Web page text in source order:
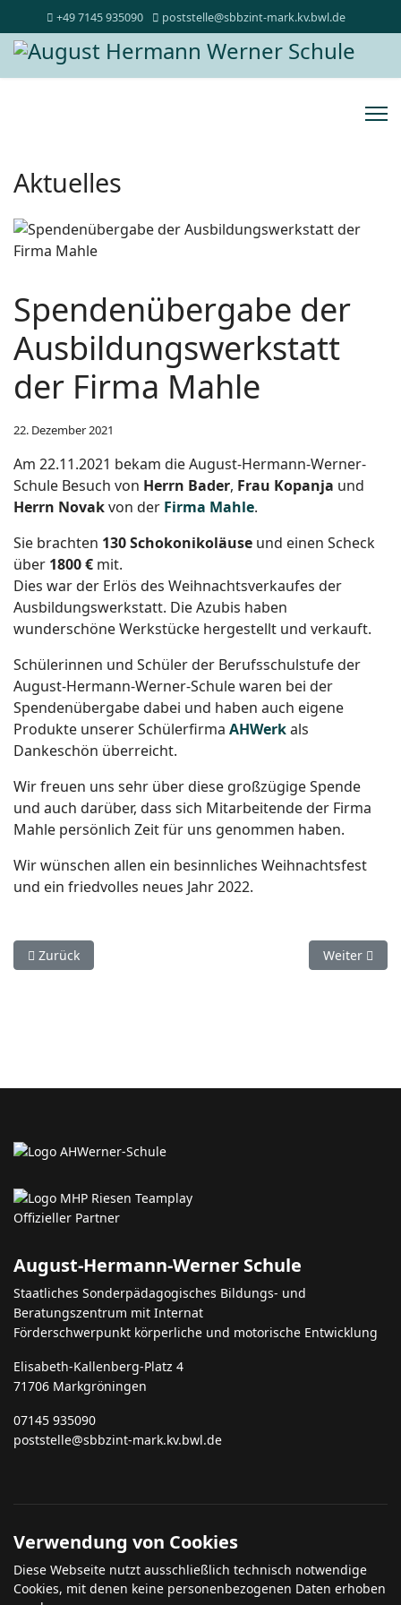
+49 7145 935090 poststelle@sbbzint-mark.kv.bwl.de
Aktuelles
Spendenübergabe der
Ausbildungswerkstatt
der Firma Mahle
22. Dezember 2021
Am 22.11.2021 bekam die August-Hermann-Werner-
Schule Besuch von Herrn Bader, Frau Kopanja und
Herrn Novakvon der Firma Mahle.
Sie brachten 130 Schokonikoläuse und einen Scheck
über 1800 € mit.
Dies war der Erlös des Weihnachtsverkaufes der
Ausbildungswerkstatt. Die Azubis haben
wunderschöne Werkstücke hergestellt und verkauft.
Schülerinnen und Schüler der Berufsschulstufe der
August-Hermann-Werner-Schule waren bei der
Spendenübergabe dabei und haben auch eigene
Produkte unserer Schülerfirma AHWerkals
Dankeschön überreicht.
Wir freuen uns sehr über diese großzügige Spende
und auch darüber, dass sich Mitarbeitende der Firma
Mahle persönlich Zeit für uns genommen haben.
Wir wünschen allen ein besinnliches Weihnachtsfest
und ein friedvolles neues Jahr 2022.
Vorheriger Beitrag: Projektwoche – Cocktailbar am Tag der
Zurück Nächster
Weiter
August-Hermann-Werner Schule
Staatliches Sonderpädagogisches Bildungs- und
Beratungszentrum mit Internat
Förderschwerpunkt körperliche und motorische Entwicklung
Elisabeth-Kallenberg-Platz 4
71706 Markgröningen
07145 935090
poststelle@sbbzint-mark.kv.bwl.de
Verwendung von Cookies
Diese Webseite nutzt ausschließlich technisch notwendige
Cookies, mit denen keine personenbezogenen Daten erhoben